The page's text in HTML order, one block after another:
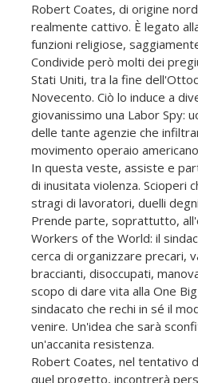
Robert Coates, di origine
realmente cattivo. È legato alla famiglia, assiduo alle
funzioni religiose, saggiamente conservatore.
Condivide però molti dei pregiudizi che circolano, negli
Stati Uniti, tra la fine dell'Ottocento e gli inizi del
Novecento. Ciò lo induce a diventare fin da
giovanissimo una Labor Spy: uomo di mano di una
delle tante agenzie che infiltrano informatori nel
In questa veste, assiste e
di inusitata violenza. Scioperi
stragi di lavoratori, duelli
Prende parte, soprattutto,
Workers of the World: il
cerca di organizzare precari,
braccianti, disoccupati,
scopo di dare vita alla One
sindacato che rechi in sé il
venire. Un'idea che sarà sconfitta, ma non senza
un'accanita resistenza.
Robert Coates, nel tentativo
quel progetto, incontrerà